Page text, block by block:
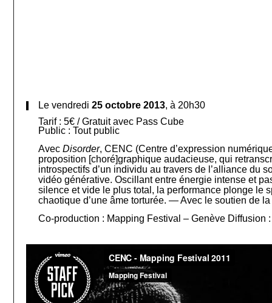
Le vendredi 25 octobre 2013, à 20h30
Tarif : 5€ / Gratuit avec Pass Cube
Public : Tout public
Avec Disorder, CENC (Centre d’expression
proposition [choré]graphique audacieuse, qui
introspectifs d’un individu au travers de l’alliance du
vidéo générative. Oscillant entre énergie intense et
silence et vide le plus total, la performance plonge le
chaotique d’une âme torturée. — Avec le soutien de
Co-production : Mapping Festival – Genève Diffusion